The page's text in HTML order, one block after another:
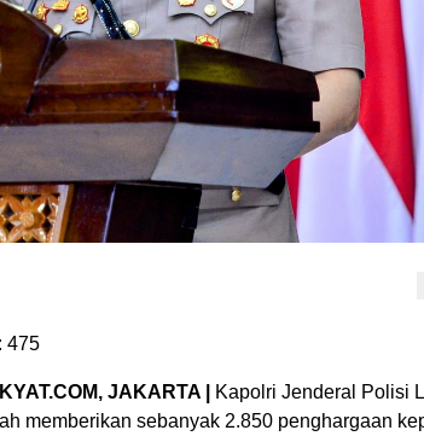
475
JAKARTA |
Kapolri Jenderal Polisi
memberikan sebanyak 2.850 penghargaan